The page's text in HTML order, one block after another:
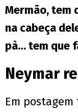
Mermão, tem
na cabeça
pà… tem que
Neymar
Em